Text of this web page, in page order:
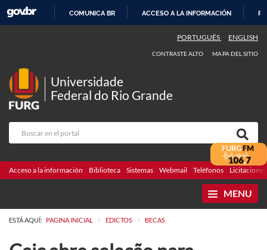
CONTENIDO
COMUNICA BR ACCESO A LA INFORMACIÓN
PORTUGUÊS ENGLISH
CONTRASTE ALTO MAPA DEL SITIO
Universidade
Federal do Rio Grande
Acceso a la información Biblioteca Sistemas Webmail Teléfonos Licitaciones
MENU
ESTÁ AQUÍ: PAGINA INICIAL > EDICTOS > BECAS